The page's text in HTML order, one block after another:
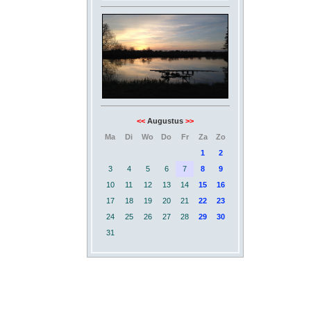
<< Augustus >>
Ma
Di Wo Do Fr Za
Zo
1
2
3
4 5 6 7 8
9
10
11 12 13 14 15
16
17
18 19 20 21 22
23
24
25 26 27 28 29
30
31